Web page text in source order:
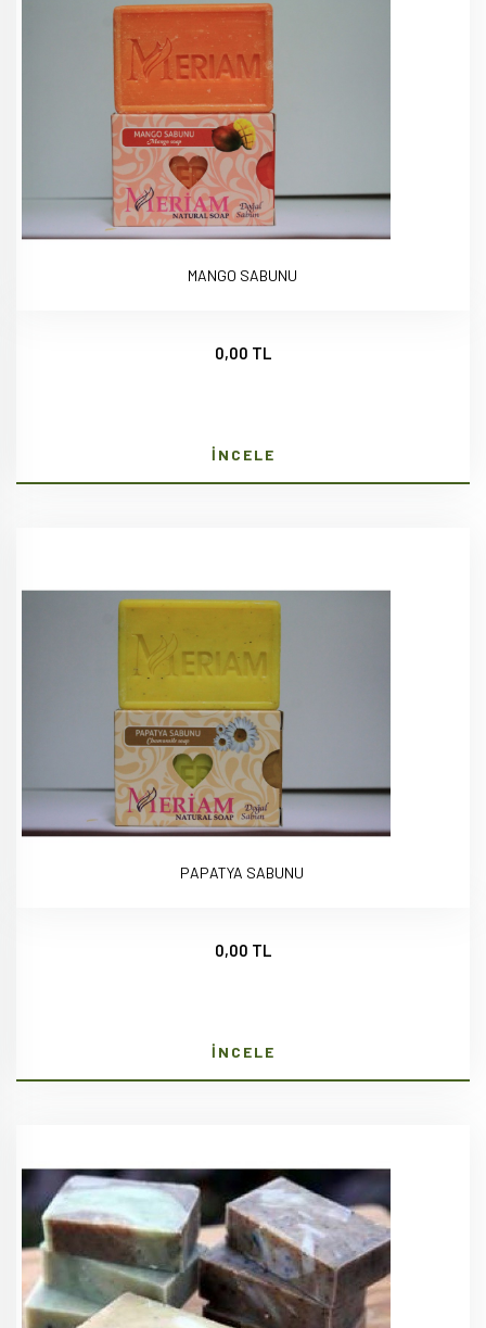
MANGO SABUNU
0,00 TL
İNCELE
PAPATYA SABUNU
0,00 TL
İNCELE